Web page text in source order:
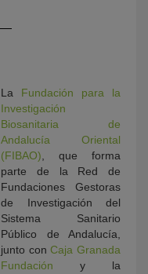
La Fundación para la
Investigación
Biosanitaria de
Andalucía Oriental
(FIBAO) , que forma
parte de la Red de
Fundaciones Gestoras
de Investigación del
Sistema Sanitario
Público de Andalucía,
junto conCaja Granada
Fundación y la